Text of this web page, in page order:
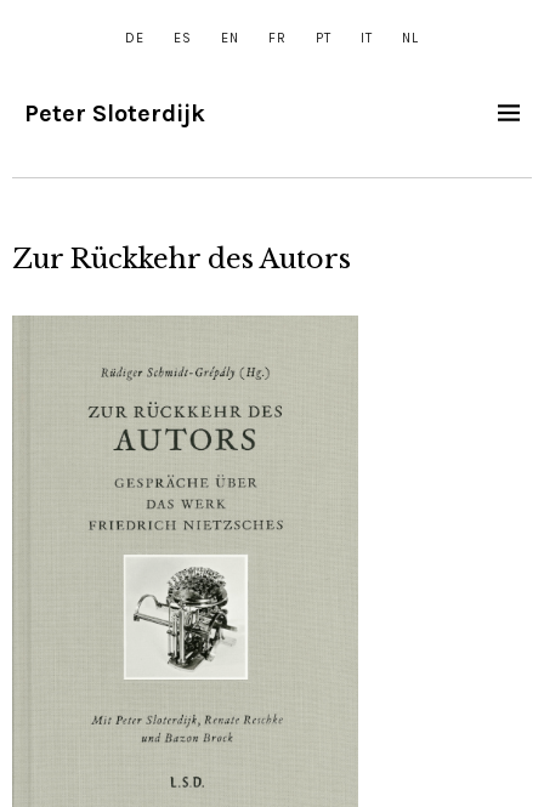
DE ES EN FR PT IT NL
Peter Sloterdijk
Zur Rückkehr des Autors